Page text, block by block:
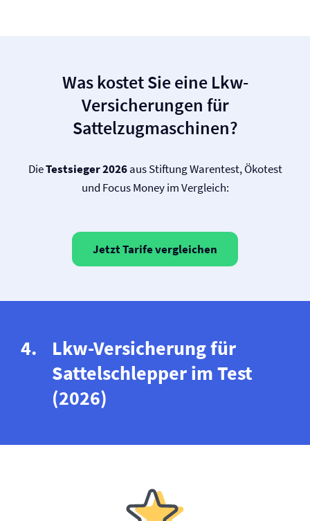
Was kostet Sie eine Lkw-
Versicherungen für
Sattelzugmaschinen?
DieTestsieger 2026aus Stiftung Warentest, Ökotest
und Focus Money im Vergleich:
Jetzt Tarife vergleichen
Lkw-Versicherung für
Sattelschlepper im Test
(2026)